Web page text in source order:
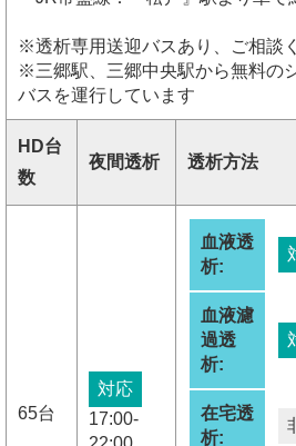
※透析専用送迎バスあり、ご相談
※三郷駅、三郷中央駅から無料の
バスを運行しています
HD台
数
夜間透析 透析方法
65台
対応
17:00-
血液透
析:
血液濾
過透
析:
在宅透
析: